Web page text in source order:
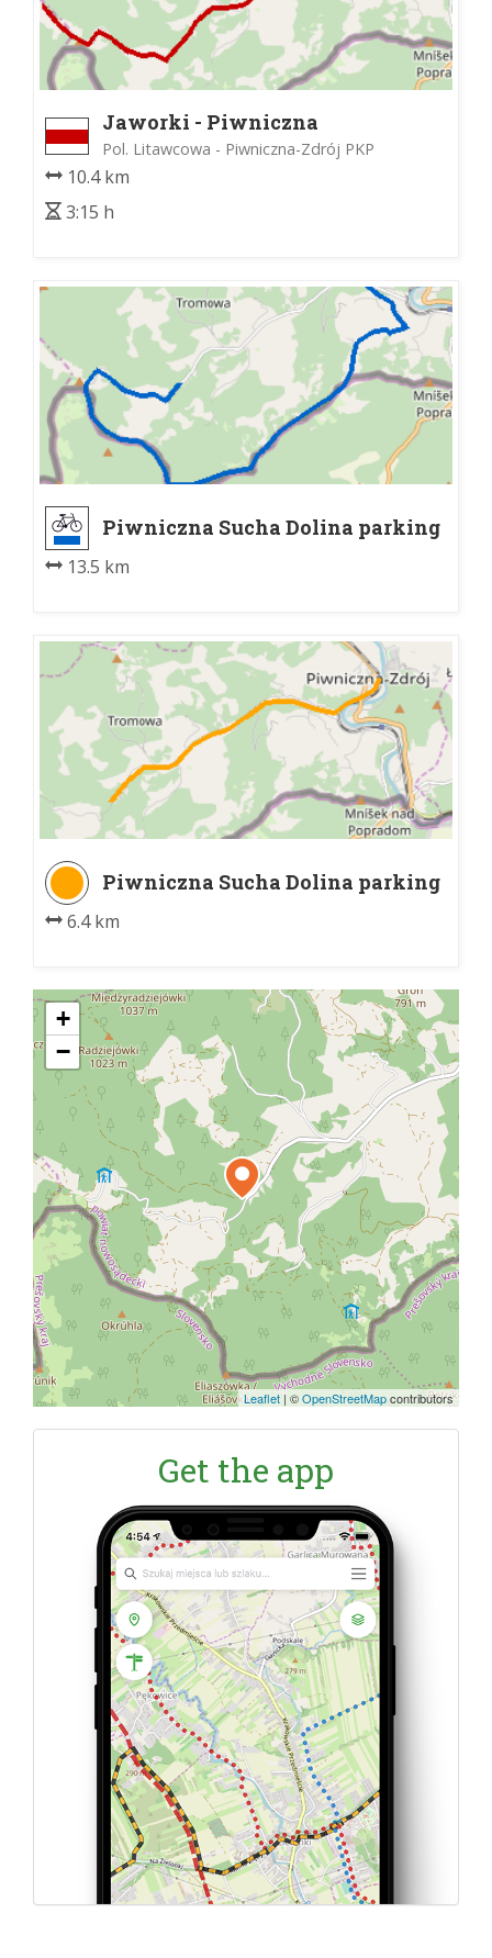
Jaworki - Piwniczna
Pol. Litawcowa - Piwniczna-Zdrój PKP
10.4 km
3:15 h
Piwniczna Sucha Dolina parking
13.5 km
Piwniczna Sucha Dolina parking
6.4 km
+
−
Leaflet| ©OpenStreetMapcontributors
Get the app